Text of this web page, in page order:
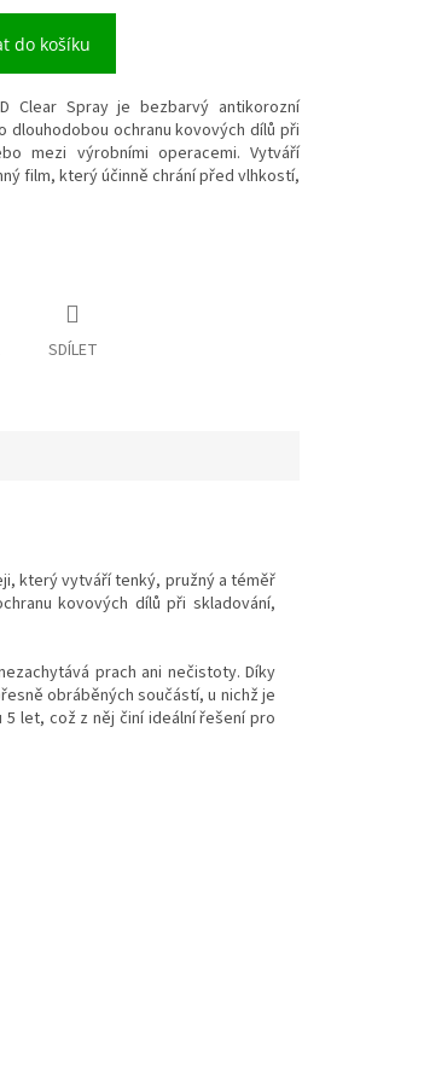
do košíku
Clear Spray je bezbarvý antikorozní
dlouhodobou ochranu kovových dílů při
mezi výrobními operacemi. Vytváří
film, který účinně chrání před vlhkostí,
SDÍLET
který vytváří tenký, pružný a téměř
kovových dílů při skladování,
prach ani nečistoty. Díky
obráběných součástí, u nichž je
let, což z něj činí ideální řešení pro